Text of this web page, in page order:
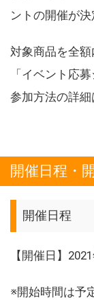
ントの開催が決
対象商品を全
「イベント応
参加方法の詳細
開催日程・
開催日程
【開催日】
※開始時間は予